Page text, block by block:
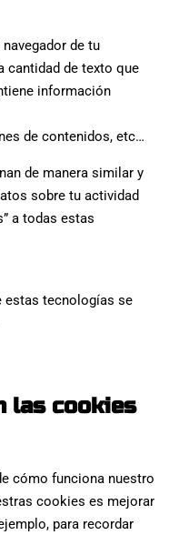
de tu
cantidad de texto que
información
de contenidos, etc…
de manera similar y
sobre tu actividad
a todas estas
estas tecnologías se
las cookies
cómo funciona nuestro
cookies es mejorar
para recordar